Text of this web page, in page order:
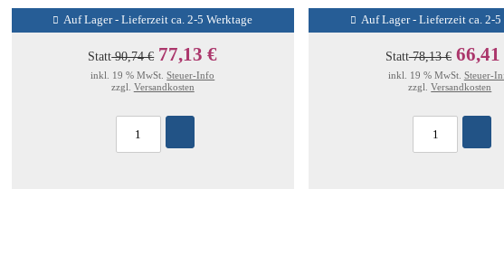
Auf Lager - Lieferzeit ca. 2-5 Werktage
Statt90,74 € 77,13 €
inkl. 19 % MwSt.Steuer-Info
zzgl. Versandkosten
Auf Lager - Lieferzeit ca. 2-5
Statt78,13 € 66,41
inkl. 19 % MwSt. Steuer-
zzgl.Versandkosten